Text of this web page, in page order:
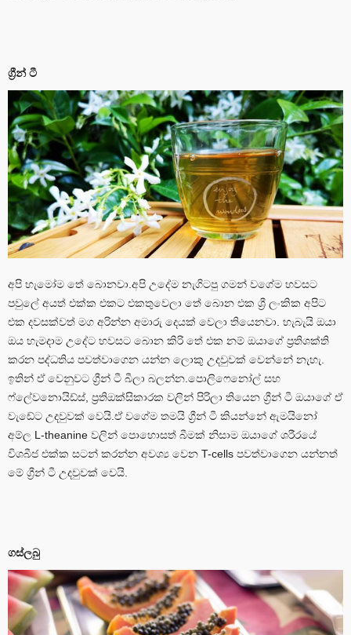
ග්‍රීන් ටී
අපි හැමෝම තේ බොනවා.අපි උදේම නැගිටපු ගමන් වගේම හවසට
පවුලේ අයත් එක්ක එකට එකතුවෙලා තේ බොන එක ශ්‍රී ලංකික අපිට
එක දවසක්වත් මග අරින්න අමාරු දෙයක් වෙලා තියෙනවා. හැබැයි ඔයා
ඔය හැමදාම උදේට හවසට බොන කිරි තේ එක නම් ඔයාගේ ප්‍රතිශක්ති
කරන පද්ධතිය පවත්වාගෙන යන්න ලොකු උදවුවක් වෙන්නේ නැහැ.
ඉතින් ඒ වෙනුවට ග්‍රීන් ටී බීලා බලන්න.පොලිෆෙනෝල් සහ
ෆ්ලේවනොයිඩ්ස්, ප්‍රතිඔක්සිකාරක වලින් පිරිලා තියෙන ග්‍රීන් ටී ඔයාගේ ඒ
වැඩේට උදවුවක් වෙයි.ඒ වගේම තමයි ග්‍රීන් ටී කියන්නේ ඇමයිනෝ
අම්ල L-theanine වලින් පොහොසත් බීමක් නිසාම ඔයාගේ ශරීරයේ
විශබීජ එක්ක සටන් කරන්න අවශ්‍ය වෙන T-cells පවත්වාගෙන යන්නත්
මේ ග්‍රීන් ටී උදවුවක් වෙයි.
ගස්ලබු